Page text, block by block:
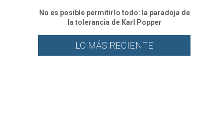
No es posible permitirlo todo: la paradoja de
la tolerancia de Karl Popper
LO MÁS RECIENTE